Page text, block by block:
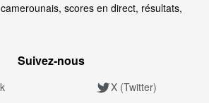
scores en direct, résultats,
Suivez‑nous
X (Twitter)